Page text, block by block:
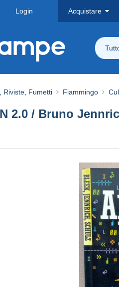
Login Acquistare
Riviste, Fumetti Fiammingo
2.0 / Bruno